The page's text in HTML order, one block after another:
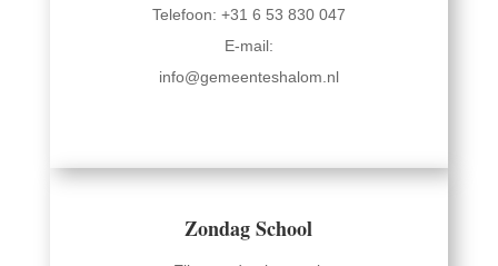
Telefoon: +31 6 53 830 047
E-mail:
info@gemeenteshalom.nl
Zondag School